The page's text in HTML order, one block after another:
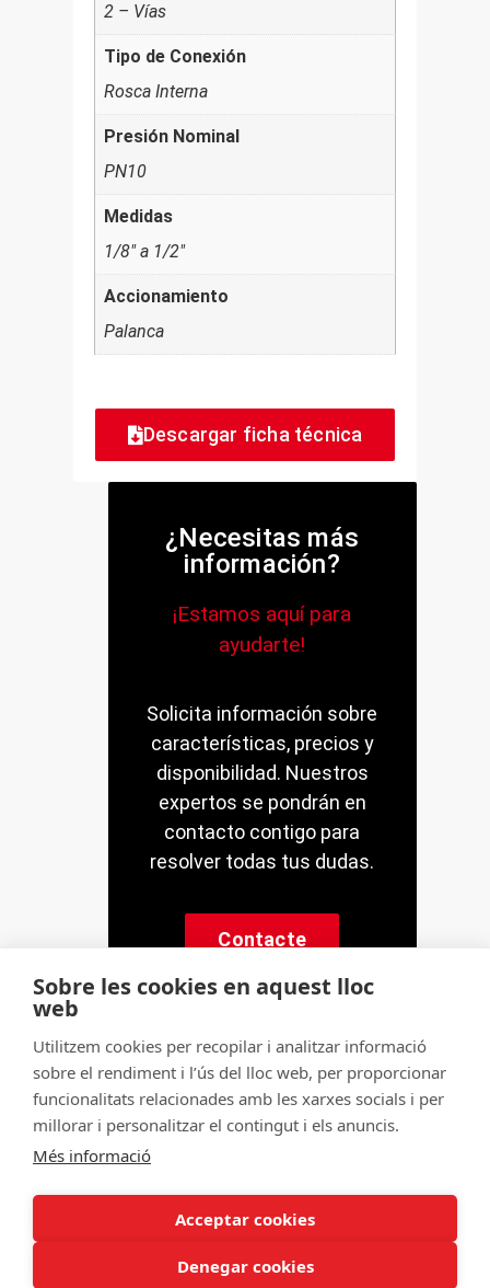
2 – Vías
Tipo de Conexión
Rosca Interna
Presión Nominal
PN10
Medidas
1/8" a 1/2"
Accionamiento
Palanca
Descargar ficha técnica
¿Necesitas más
información?
¡Estamos aquí para
ayudarte!
Solicita información sobre
características, precios y
disponibilidad. Nuestros
expertos se pondrán en
contacto contigo para
resolver todas tus dudas.
Contacte
© Servitec S.A.
Tots els drets reservats
Made byCRONUTS.DIGITAL
Política de cookiesPolítica de qualitat
Sobre les cookies en aquest lloc
web
Utilitzem cookies per recopilar i analitzar informació
sobre el rendiment i l’ús del lloc web, per proporcionar
funcionalitats relacionades amb les xarxes socials i per
millorar i personalitzar el contingut i els anuncis.
Més informació
Acceptar cookies
Denegar cookies